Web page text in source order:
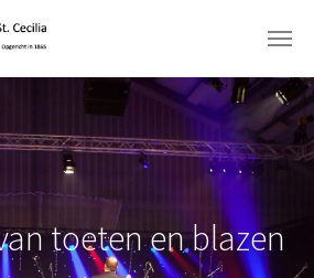
toeten en blazen